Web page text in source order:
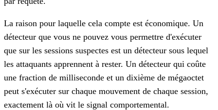
La raison pour laquelle cela compte est économique. Un
détecteur que vous ne pouvez vous permettre d'exécuter
que sur les sessions suspectes est un détecteur sous lequel
les attaquants apprennent à rester. Un détecteur qui coûte
une fraction de milliseconde et un dixième de mégaoctet
peut s'exécuter sur chaque mouvement de chaque session,
exactement là où vit le signal comportemental.